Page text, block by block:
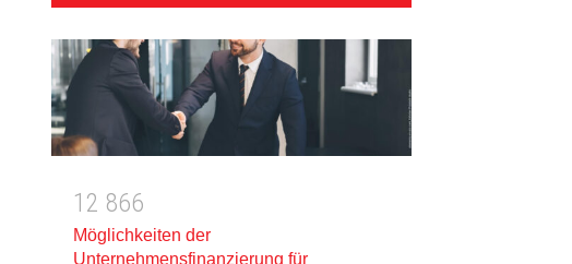
1 2 866
Möglichkeiten der
Unternehmensfinanzierung für